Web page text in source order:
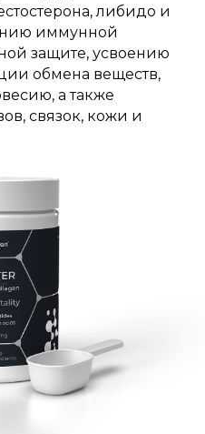
либидо и
иммунной
защите, усвоению
обмена веществ,
а также
связок, кожи и